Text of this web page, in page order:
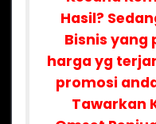
Hasil?
Bisnis yang
harga yg
promosi
Tawarkan